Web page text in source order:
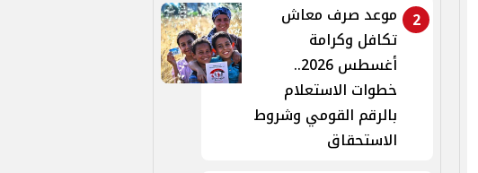
2
موعد صرف معاش
تكافل وكرامة
أغسطس 2026..
خطوات الاستعلام
بالرقم القومي وشروط
الاستحقاق